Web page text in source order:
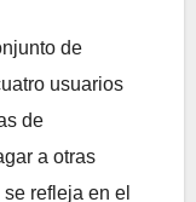
de
usuarios
de
a otras
refleja en el